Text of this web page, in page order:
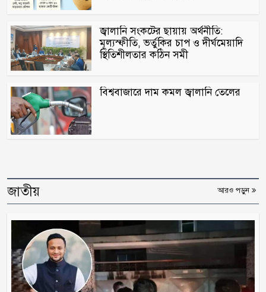
জ্বালানি সংকটের ছায়ায় অর্থনীতি:
মূল্যস্ফীতি, ভর্তুকির চাপ ও দীর্ঘমেয়াদি
স্থিতিশীলতার কঠিন সমী
বিশ্ববাজারে দাম কমল জ্বালানি তেলের
জাতীয় আরও পড়ুন